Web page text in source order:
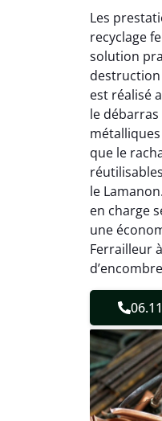
Les
recyclage
solution
destruction
est réalisé
le débarras
que le
le
en charge
une
Ferrailleur